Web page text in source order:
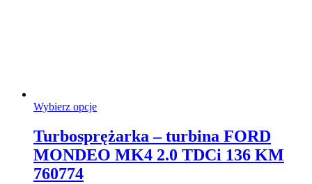
Wybierz opcjeTen
wiele
wariantów.
Turbosprężarka – turbina FORD
MONDEO MK4 2.0 TDCi 136 KM
760774